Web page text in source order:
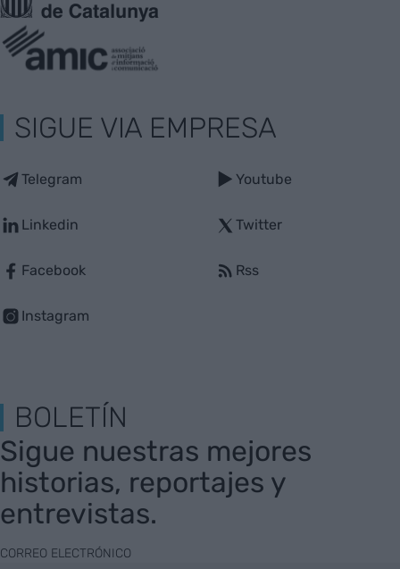
SIGUE VIA EMPRESA
Telegram
Linkedin
Facebook
Instagram
Youtube
Twitter
Rss
BOLETÍN
Sigue nuestras mejores
historias, reportajes y
entrevistas.
CORREO ELECTRÓNICO